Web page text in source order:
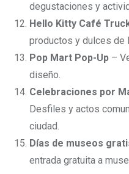
degustaciones y
Hello Kitty Café
productos y dulces de
Pop Mart Pop-Up –
diseño.
Celebraciones por
Desfiles y actos
ciudad.
Días de museos
entrada gratuita a